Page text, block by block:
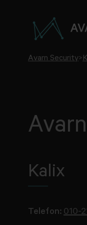
Avarn Security>
Kalix
Telefon: 010-